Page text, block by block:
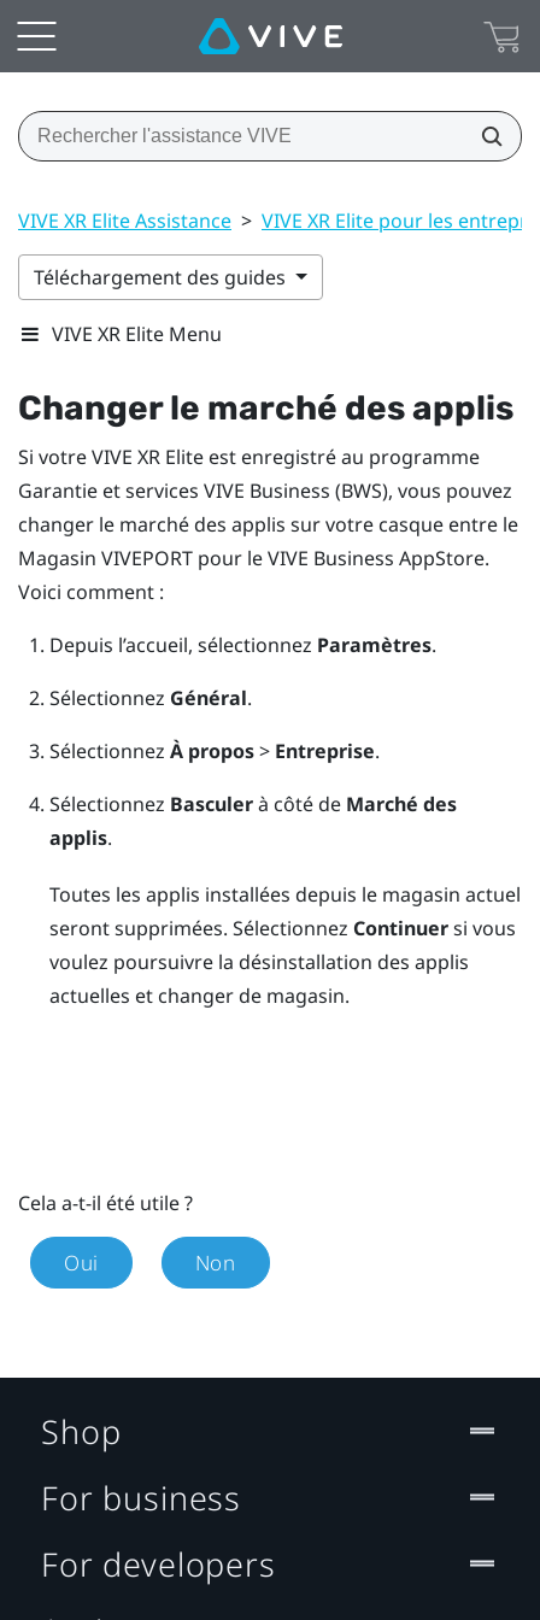
VIVE XR Elite Assistance > VIVE XR Elite pour les
Téléchargement des guides
VIVE XR Elite Menu
Changer le marché des applis
Si votreVIVE XR Elite est enregistré au programme
Garantie et services VIVE Business (BWS), vous pouvez
changer le marché des applis sur votre casque entre le
Magasin VIVEPORT pour leVIVE Business AppStore.
Voici comment :
Depuis l’accueil, sélectionnez Paramètres.
Sélectionnez Général.
Sélectionnez À propos> Entreprise.
Sélectionnez Basculerà côté de Marché des
applis.
Toutes les applis installées depuis le magasin actuel
seront supprimées. Sélectionnez Continuersi vous
voulez poursuivre la désinstallation des applis
actuelles et changer de magasin.
Cela a-t-il été utile ?
Oui Non
Shop
For business
For developers